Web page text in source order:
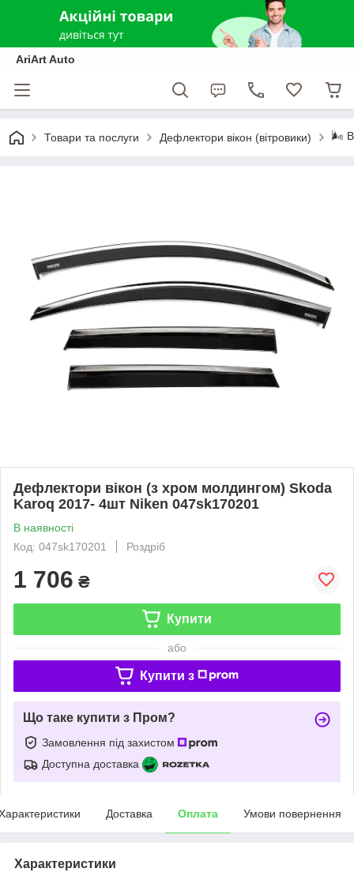
AriArt Auto
Товари та послуги Дефлектори вікон (вітровики) 🌬️
Дефлектори вікон (з хром молдингом) Skoda
Karoq 2017- 4шт Niken 047sk170201
В наявності
Код: 047sk170201
Роздріб
1 706 ₴
Купити
або
Купити з
Що таке купити з Пром?
Замовлення під захистом
Доступна доставка
Доставка Оплата Умови повернення
Характеристики